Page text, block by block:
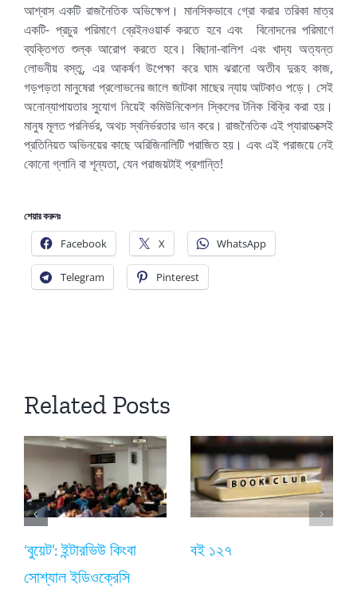
আশ্বাস একটি রাজনৈতিক অভিক্ষেপ। মানসিকভাবে গ্রো করার তরিকা মাত্র
একটি- প্রচুর পরিমাণে ব্রেইনওয়ার্ক করতে হবে এবং বিনোদনের পরিমাণে
ব্যক্তিগত শুল্ক আরোপ করতে হবে। বিছানা-বালিশ এবং খাদ্য অত্যন্ত
লোভনীয় বস্তু, এর আকর্ষণ উপেক্ষা করে ঘাম ঝরানো অতীব দুরূহ কাজ,
গড়পড়তা মানুষেরা প্রলোভনের জালে জাটকা মাছের ন্যায় আটকাও পড়ে। সেই
অনোন্যাপায়তার সুযোগ নিয়েই কমিউনিকেশন স্কিলের টনিক বিক্রি করা হয়।
মানুষ মূলত পরনির্ভর, অথচ স্বনির্ভরতার ভান করে। রাজনৈতিক এই প্যারাডক্সেই
প্রতিনিয়ত অভিনয়ের কাছে অরিজিনালিটি পরাজিত হয়। এবং এই পরাজয়ে নেই
কোনো গ্লানি বা শূন্যতা, যেন পরাজয়টাই প্রশান্তি!
শেয়ার করুনঃ
Facebook X WhatsApp
Telegram Pinterest
Related Posts
‘বুয়েট’: ইন্টারভিউ কিংবা
সোশ্যাল ইডিওক্রেসি
বই ১২৭